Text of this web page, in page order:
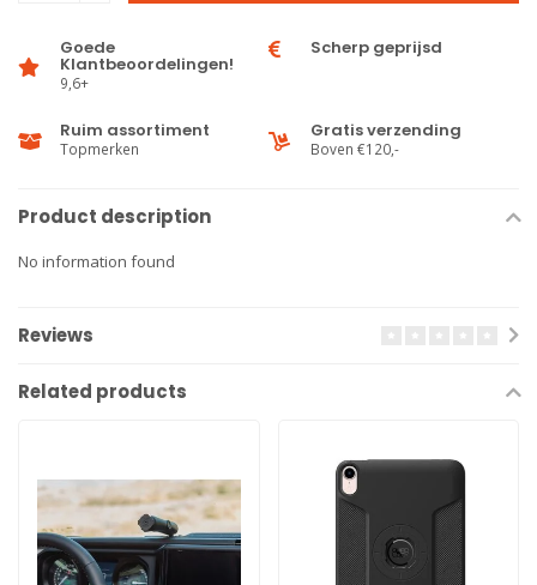
Goede
Klantbeoordelingen!
9,6+
Scherp geprijsd
Ruim assortiment
Topmerken
Gratis verzending
Boven €120,-
Product description
No information found
Reviews
Related products